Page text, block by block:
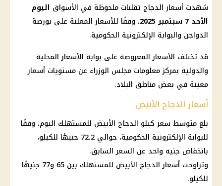
شهدت أسعار الدجاج تقلبات ملحوظة في الأسواق اليوم
الأحد 7 سبتمبر 2025
، وفقًا للأسعار المعلنة على بورصة
الدواجن والبوابة الإلكترونية الحكومية.
قد تختلف الأسعار المعروضة على بوابة الأسعار المحلية
والدولية بمركز معلومات مجلس الوزراء عن مستويات أسعار
معينة في بعض مناطق البلاد.
أسعار الدجاج الأبيض
بلغ متوسط ​​سعر كيلو الدجاج الأبيض للمستهلك اليوم، وفقًا
للبوابة الإلكترونية الحكومية، حوالي 72.2 جنيهًا للكيلو،
بانخفاض جنيه واحد عن السعر السابق.
وتراوحت أسعار الدجاج الأبيض للمستهلك بين 65 و77 جنيهًا
للكيلو.